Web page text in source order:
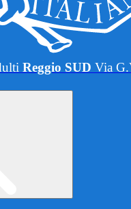
Reggio SUD Via